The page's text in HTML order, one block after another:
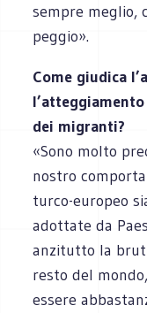
sempre meglio,
peggio».
Come giudica
dei migranti?
«Sono molto
nostro
turco-europeo
adottate da
anzitutto la
resto del
essere